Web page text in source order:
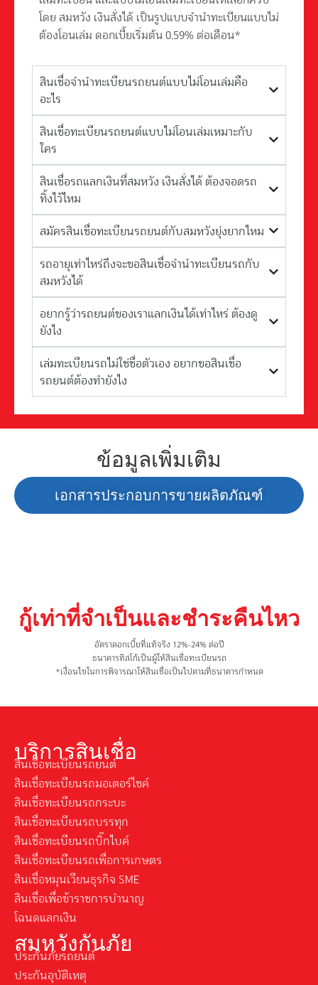
โดย สมหวัง เงินสั่งได้ เป็นรูปแบบจำนำทะเบียนแบบไม่
ต้องโอนเล่ม ดอกเบี้ยเริ่มต้น 0.59% ต่อเดือน*
สินเชื่อจำนำทะเบียนรถยนต์แบบไม่โอนเล่มคือ
อะไร
สินเชื่อทะเบียนรถยนต์แบบไม่โอนเล่มเหมาะกับ
ใคร
สินเชื่อรถแลกเงินที่สมหวัง เงินสั่งได้ ต้องจอดรถ
ทิ้งไว้ไหม
สมัครสินเชื่อทะเบียนรถยนต์กับสมหวังยุ่งยากไหม
รถอายุเท่าไหร่ถึงจะขอสินเชื่อจำนำทะเบียนรถกับ
สมหวังได้
อยากรู้ว่ารถยนต์ของเราแลกเงินได้เท่าไหร่ ต้องดู
ยังไง
เล่มทะเบียนรถไม่ใช่ชื่อตัวเอง อยากขอสินเชื่อ
รถยนต์ต้องทำยังไง
ข้อมูลเพิ่มเติม
เอกสารประกอบการขายผลิตภัณฑ์
กู้เท่าที่จำเป็นและชำระคืนไหว
อัตราดอกเบี้ยที่แท้จริง 12%-24% ต่อปี
ธนาคารทิสโก้เป็นผู้ให้สินเชื่อทะเบียนรถ
*เงื่อนไขในการพิจารณาให้สินเชื่อเป็นไปตามที่ธนาคารกำหนด
บริการสินเชื่อ
สินเชื่อทะเบียนรถยนต์
สินเชื่อทะเบียนรถมอเตอร์ไซค์
สินเชื่อทะเบียนรถกระบะ
สินเชื่อทะเบียนรถบรรทุก
สินเชื่อทะเบียนรถบิ๊กไบค์
สินเชื่อทะเบียนรถเพื่อการเกษตร
สินเชื่อหมุนเวียนธุรกิจ SME
สินเชื่อเพื่อข้าราชการบำนาญ
โฉนดแลกเงิน
สมหวังกันภัย
ประกันภัยรถยนต์
ประกันอุบัติเหตุ